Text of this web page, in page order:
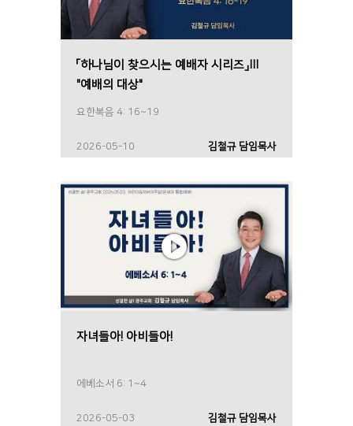
「하나님이 찾으시는 예배자 시리즈」Ⅲ
"예배의 대상"
요한복음 4: 16~19
2026-05-10 김철규 담임목사
자녀들아! 아비들아!
에베소서 6: 1~4
2026-05-03 김철규 담임목사